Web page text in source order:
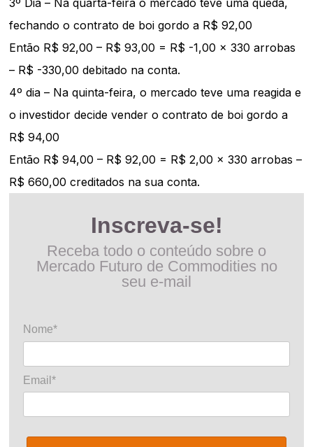
3º Dia – Na quarta-feira o mercado teve uma queda,
fechando o contrato de boi gordo a R$ 92,00
Então R$ 92,00 – R$ 93,00 = R$ -1,00 x 330 arrobas
– R$ -330,00 debitado na conta.
4º dia – Na quinta-feira, o mercado teve uma reagida e
o investidor decide vender o contrato de boi gordo a
R$ 94,00
Então R$ 94,00 – R$ 92,00 = R$ 2,00 x 330 arrobas –
R$ 660,00 creditados na sua conta.
Inscreva-se!
Receba todo o conteúdo sobre o
Mercado Futuro de Commodities no
seu e-mail
Nome*
Email*